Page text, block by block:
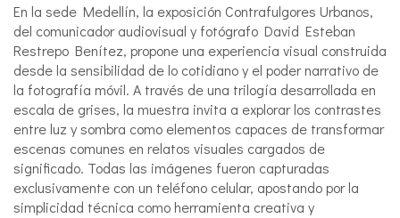
En la sede Medellín, la exposición Contrafulgores Urbanos,
del comunicador audiovisual y fotógrafo David Esteban
Restrepo Benítez, propone una experiencia visual construida
desde la sensibilidad de lo cotidiano y el poder narrativo de
la fotografía móvil. A través de una trilogía desarrollada en
escala de grises, la muestra invita a explorar los contrastes
entre luz y sombra como elementos capaces de transformar
escenas comunes en relatos visuales cargados de
significado. Todas las imágenes fueron capturadas
exclusivamente con un teléfono celular, apostando por la
simplicidad técnica como herramienta creativa y